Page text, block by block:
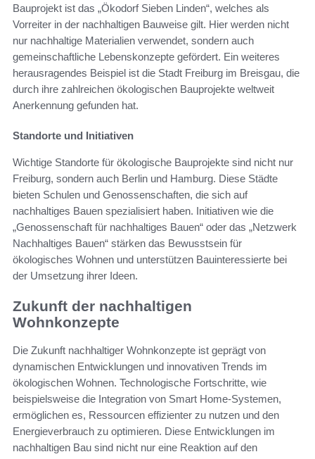
Bauprojekt ist das „Ökodorf Sieben Linden“, welches als
Vorreiter in der nachhaltigen Bauweise gilt. Hier werden nicht
nur nachhaltige Materialien verwendet, sondern auch
gemeinschaftliche Lebenskonzepte gefördert. Ein weiteres
herausragendes Beispiel ist die Stadt Freiburg im Breisgau, die
durch ihre zahlreichen ökologischen Bauprojekte weltweit
Anerkennung gefunden hat.
Standorte und Initiativen
Wichtige Standorte für ökologische Bauprojekte sind nicht nur
Freiburg, sondern auch Berlin und Hamburg. Diese Städte
bieten Schulen und Genossenschaften, die sich auf
nachhaltiges Bauen spezialisiert haben. Initiativen wie die
„Genossenschaft für nachhaltiges Bauen“ oder das „Netzwerk
Nachhaltiges Bauen“ stärken das Bewusstsein für
ökologisches Wohnen und unterstützen Bauinteressierte bei
der Umsetzung ihrer Ideen.
Zukunft der nachhaltigen
Wohnkonzepte
Die Zukunft nachhaltiger Wohnkonzepte ist geprägt von
dynamischen Entwicklungen und innovativen Trends im
ökologischen Wohnen. Technologische Fortschritte, wie
beispielsweise die Integration von Smart Home-Systemen,
ermöglichen es, Ressourcen effizienter zu nutzen und den
Energieverbrauch zu optimieren. Diese Entwicklungen im
nachhaltigen Bau sind nicht nur eine Reaktion auf den